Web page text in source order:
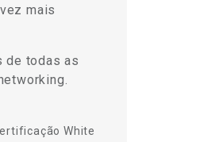
mais
de todas as
White